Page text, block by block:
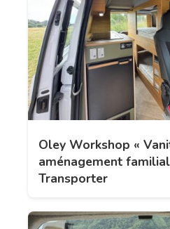
Oley Workshop «
aménagement
Transporter